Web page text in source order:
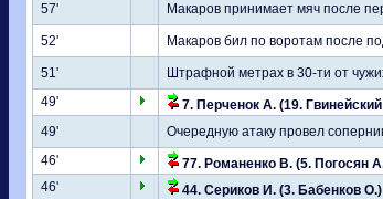
57'
Макаров принимает мяч после
52' Макаров бил по воротам после
51'
Штрафной метрах в 30-ти от
49'
7. Перченок А. (19.
49'
Очередную атаку провел
46'
77. Романенко В. (5. Погосян
46'
44. Сериков И. (3. Бабенков О.)